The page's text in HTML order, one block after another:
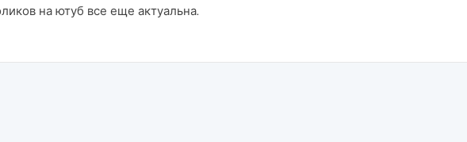
на ютуб все еще актуальна.